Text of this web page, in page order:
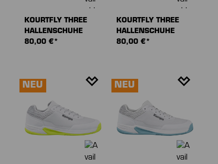
KOURTFLY THREE
HALLENSCHUHE
80,00 €*
KOURTFLY THREE
HALLENSCHUHE
80,00 €*
NEU NEU